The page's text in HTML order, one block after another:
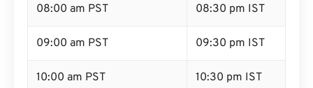
08:00 am PST 08:30 pm IST
09:00 am PST 09:30 pm IST
10:00 am PST 10:30 pm IST